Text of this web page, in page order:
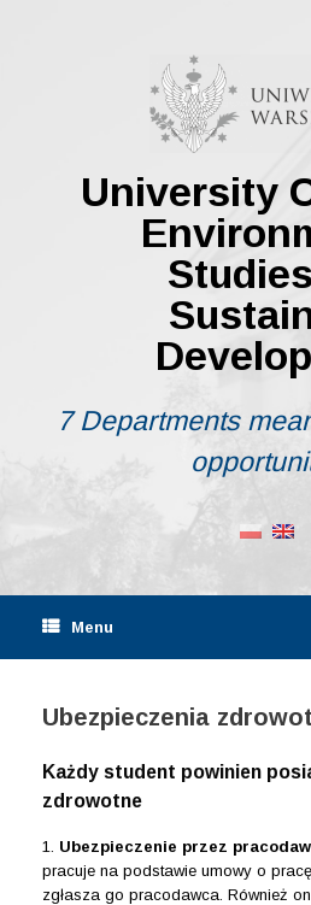
University
7 Departments
Menu
Ubezpieczenia
Każdy student powinien
zdrowotne
1. Ubezpieczenie przez
pracuje na podstawie umowy o
zgłasza go pracodawca. Również